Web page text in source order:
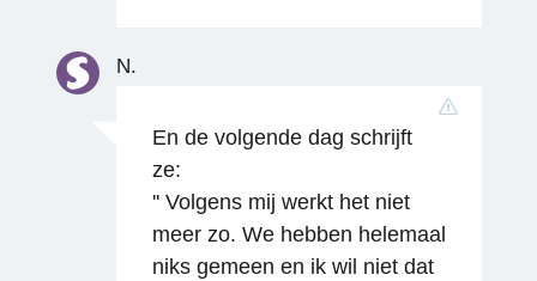
N.
En de volgende dag schrijft
ze:
'' Volgens mij werkt het niet
meer zo. We hebben helemaal
niks gemeen en ik wil niet dat